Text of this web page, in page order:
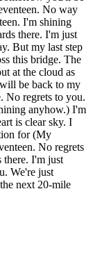
No way
I'm shining
there. I'm just
But my last step
this bridge. The
at the cloud as
be back to my
No regrets to you.
anyhow.) I'm
is clear sky. I
for (My
No regrets
there. I'm just
We're just
next 20-mile